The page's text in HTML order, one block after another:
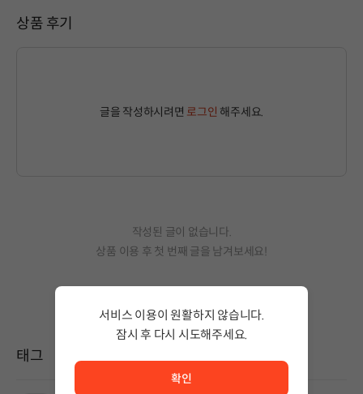
상품 후기
글을 작성하시려면 로그인 해주세요.
작성된 글이 없습니다.
상품 이용 후 첫 번째 글을 남겨보세요!
태그
서비스 이용이 원활하지 않습니다.
잠시 후 다시 시도해주세요.
확인